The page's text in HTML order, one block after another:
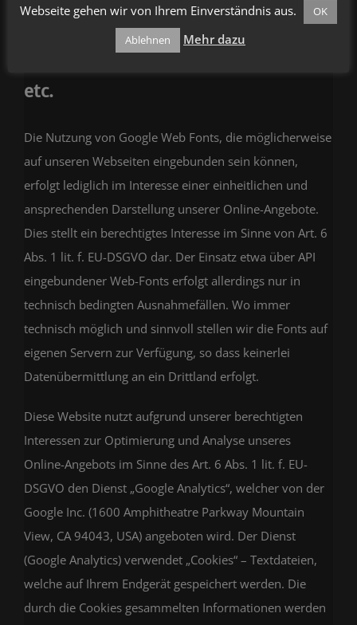
haben.
Google Web Fonts, Google Analytics
etc.
Die Nutzung von Google Web Fonts, die möglicherweise
auf unseren Webseiten eingebunden sein können,
erfolgt lediglich im Interesse einer einheitlichen und
ansprechenden Darstellung unserer Online-Angebote.
Dies stellt ein berechtigtes Interesse im Sinne von Art. 6
Abs. 1 lit. f. EU-DSGVO dar. Der Einsatz etwa über API
eingebundener Web-Fonts erfolgt allerdings nur in
technisch bedingten Ausnahmefällen. Wo immer
technisch möglich und sinnvoll stellen wir die Fonts auf
eigenen Servern zur Verfügung, so dass keinerlei
Datenübermittlung an ein Drittland erfolgt.
Diese Website nutzt aufgrund unserer berechtigten
Interessen zur Optimierung und Analyse unseres
Online-Angebots im Sinne des Art. 6 Abs. 1 lit. f. EU-
DSGVO den Dienst „Google Analytics“, welcher von der
Google Inc. (1600 Amphitheatre Parkway Mountain
View, CA 94043, USA) angeboten wird. Der Dienst
(Google Analytics) verwendet „Cookies“ – Textdateien,
welche auf Ihrem Endgerät gespeichert werden. Die
durch die Cookies gesammelten Informationen werden
Webseite gehen wir von Ihrem Einverständnis aus.
OK
Ablehnen
Mehr dazu